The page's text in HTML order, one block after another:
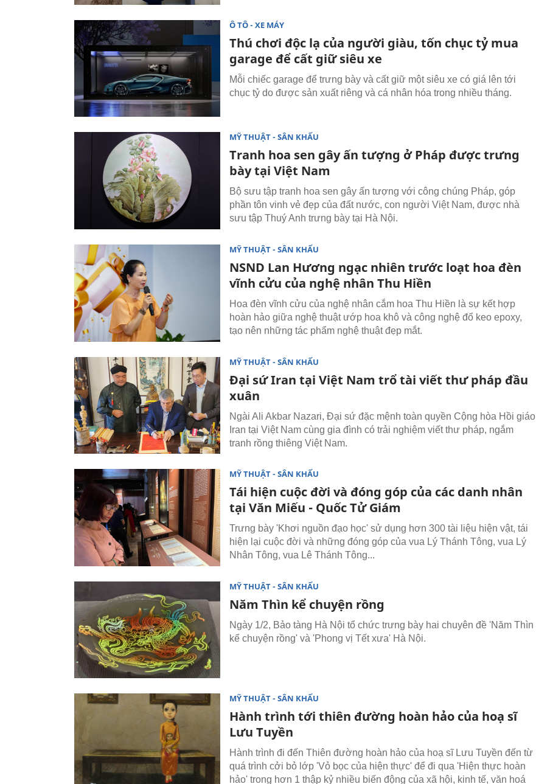
Ô TÔ - XE MÁY
Thú chơi độc lạ của người giàu, tốn chục tỷ mua
garage để cất giữ siêu xe
Mỗi chiếc garage để trưng bày và cất giữ một siêu xe có giá lên tới
chục tỷ do được sản xuất riêng và cá nhân hóa trong nhiều tháng.
MỸ THUẬT - SÂN KHẤU
Tranh hoa sen gây ấn tượng ở Pháp được trưng
bày tại Việt Nam
Bộ sưu tập tranh hoa sen gây ấn tượng với công chúng Pháp, góp
phần tôn vinh vẻ đẹp của đất nước, con người Việt Nam, được nhà
sưu tập Thuý Anh trưng bày tại Hà Nội.
MỸ THUẬT - SÂN KHẤU
NSND Lan Hương ngạc nhiên trước loạt hoa đèn
vĩnh cửu của nghệ nhân Thu Hiền
Hoa đèn vĩnh cửu của nghệ nhân cắm hoa Thu Hiền là sự kết hợp
hoàn hảo giữa nghệ thuật ướp hoa khô và công nghệ đổ keo epoxy,
tạo nên những tác phẩm nghệ thuật đẹp mắt.
MỸ THUẬT - SÂN KHẤU
Đại sứ Iran tại Việt Nam trổ tài viết thư pháp đầu
xuân
Ngài Ali Akbar Nazari, Đại sứ đặc mệnh toàn quyền Cộng hòa Hồi giáo
Iran tại Việt Nam cùng gia đình có trải nghiệm viết thư pháp, ngắm
tranh rồng thiêng Việt Nam.
MỸ THUẬT - SÂN KHẤU
Tái hiện cuộc đời và đóng góp của các danh nhân
tại Văn Miếu - Quốc Tử Giám
Trưng bày 'Khơi nguồn đạo học' sử dụng hơn 300 tài liệu hiện vật, tái
hiện lại cuộc đời và những đóng góp của vua Lý Thánh Tông, vua Lý
Nhân Tông, vua Lê Thánh Tông...
MỸ THUẬT - SÂN KHẤU
Năm Thìn kể chuyện rồng
Ngày 1/2, Bảo tàng Hà Nội tổ chức trưng bày hai chuyên đề 'Năm Thìn
kể chuyện rồng' và 'Phong vị Tết xưa' Hà Nội.
MỸ THUẬT - SÂN KHẤU
Hành trình tới thiên đường hoàn hảo của hoạ sĩ
Lưu Tuyền
Hành trình đi đến Thiên đường hoàn hảo của hoạ sĩ Lưu Tuyền đến từ
quá trình cởi bỏ lớp 'Vỏ bọc của hiện thực' để đi qua 'Hiện thực hoàn
hảo' trong hơn 1 thập kỷ nhiều biến động của xã hội, kinh tế, văn hoá